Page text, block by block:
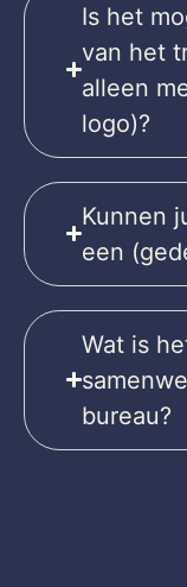
Is het
van het
alleen
logo)?
Kunnen
een
Wat is
bureau?